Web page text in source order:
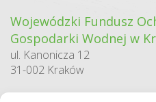
Wojewódzki Fundusz
Gospodarki Wodnej w
ul. Kanonicza 12
31-002 Kraków